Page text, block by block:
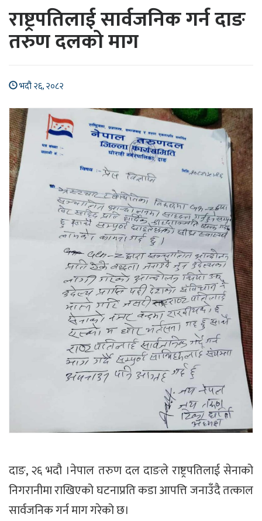
राष्ट्रपतिलाई सार्वजनिक गर्न दाङ
तरुण दलको माग
भदौ २६, २०८२
दाङ, २६ भदौ ।नेपाल तरुण दल दाङले राष्ट्रपतिलाई सेनाको
निगरानीमा राखिएको घटनाप्रति कडा आपत्ति जनाउँदै तत्काल
सार्वजनिक गर्न माग गरेको छ।